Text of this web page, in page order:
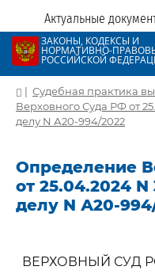
Актуальные
ЗАКОНЫ, КОДЕКСЫ И
НОРМАТИВНО-
РОССИЙСКОЙ
| Судебная практика
Верховного Суда РФ от
делу N А20-994/2022
Определение
от 25.04.2024 N
делу N А20-
ВЕРХОВНЫЙ СУД